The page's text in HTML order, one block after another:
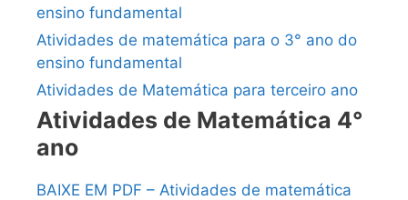
ensino fundamental
Atividades de matemática para o 3° ano do
ensino fundamental
Atividades de Matemática para terceiro ano
Atividades de Matemática 4°
ano
BAIXE EM PDF – Atividades de matemática